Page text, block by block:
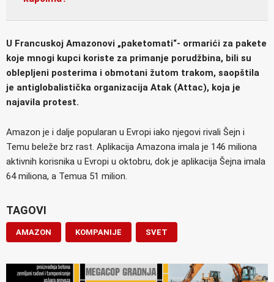
U Francuskoj Amazonovi „paketomati“- ormarići za pakete
koje mnogi kupci koriste za primanje porudžbina, bili su
oblepljeni posterima i obmotani žutom trakom, saopštila
je antiglobalistička organizacija Atak (Attac), koja je
najavila protest.
Amazon je i dalje popularan u Evropi iako njegovi rivali Šejn i
Temu beleže brz rast. Aplikacija Amazona imala je 146 miliona
aktivnih korisnika u Evropi u oktobru, dok je aplikacija Šejna imala
64 miliona, a Temua 51 milion.
TAGOVI
AMAZON KOMPANIJE SVET